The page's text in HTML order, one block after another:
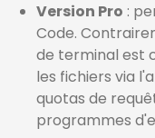
Version Pro :
Code.
de terminal est
les fichiers via
quotas de
programmes